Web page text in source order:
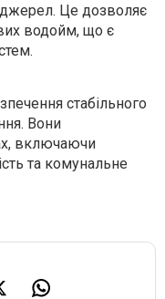
Це дозволяє
водойм, що є
стабільного
Вони
включаючи
та комунальне